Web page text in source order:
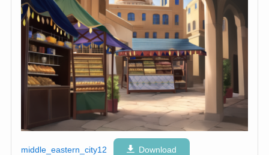
middle_eastern_city12 Download